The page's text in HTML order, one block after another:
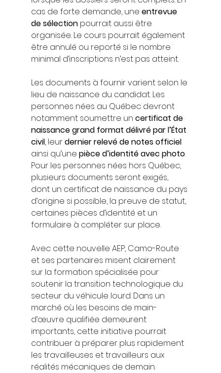
cas de forte demande, une entrevue
de sélection pourrait aussi être
organisée. Le cours pourrait également
être annulé ou reporté si le nombre
minimal d’inscriptions n’est pas atteint.
Les documents à fournir varient selon le
lieu de naissance du candidat. Les
personnes nées au Québec devront
notamment soumettre un certificat de
naissance grand format délivré par l’État
civil, leur dernier relevé de notes officiel
ainsi qu’une pièce d’identité avec photo.
Pour les personnes nées hors Québec,
plusieurs documents seront exigés,
dont un certificat de naissance du pays
d’origine si possible, la preuve de statut,
certaines pièces d’identité et un
formulaire à compléter sur place.
Avec cette nouvelle AEP, Camo-Route
et ses partenaires misent clairement
sur la formation spécialisée pour
soutenir la transition technologique du
secteur du véhicule lourd. Dans un
marché où les besoins de main-
d’œuvre qualifiée demeurent
importants, cette initiative pourrait
contribuer à préparer plus rapidement
les travailleuses et travailleurs aux
réalités mécaniques de demain.